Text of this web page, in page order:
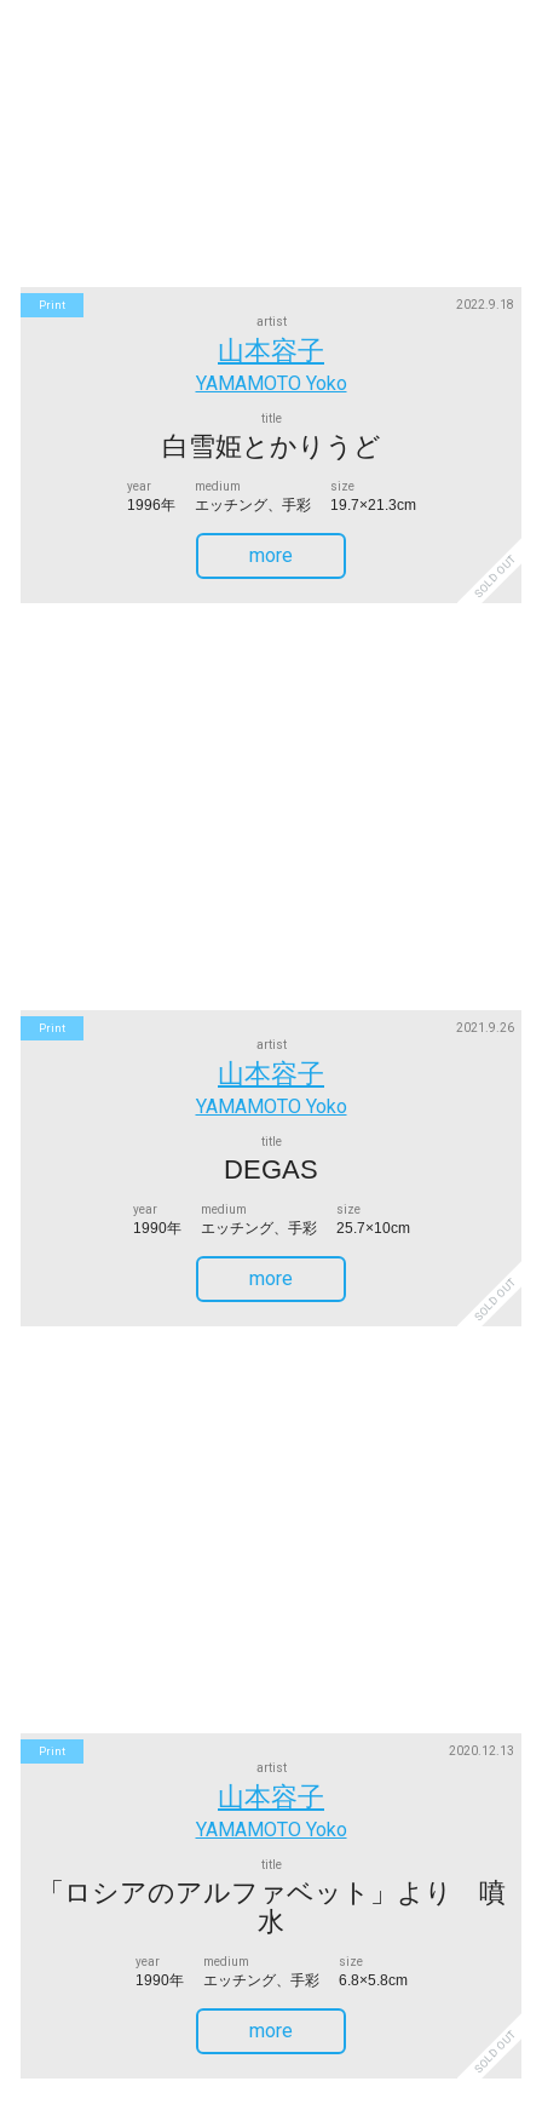
Print
2022.9.18
artist
山本容子
YAMAMOTO Yoko
title
白雪姫とかりうど
year
1996年
medium
エッチング、手彩
size
19.7×21.3cm
SOLD OUT
more
Print
2021.9.26
artist
山本容子
YAMAMOTO Yoko
title
DEGAS
year
1990年
medium
エッチング、手彩
size
25.7×10cm
SOLD OUT
more
Print
2020.12.13
artist
山本容子
YAMAMOTO Yoko
title
「ロシアのアルファベット」より 噴
水
year
1990年
medium
エッチング、手彩
size
6.8×5.8cm
SOLD OUT
more